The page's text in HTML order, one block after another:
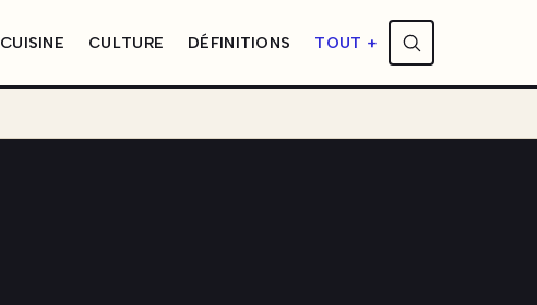
CUISINE CULTURE DÉFINITIONS TOUT +